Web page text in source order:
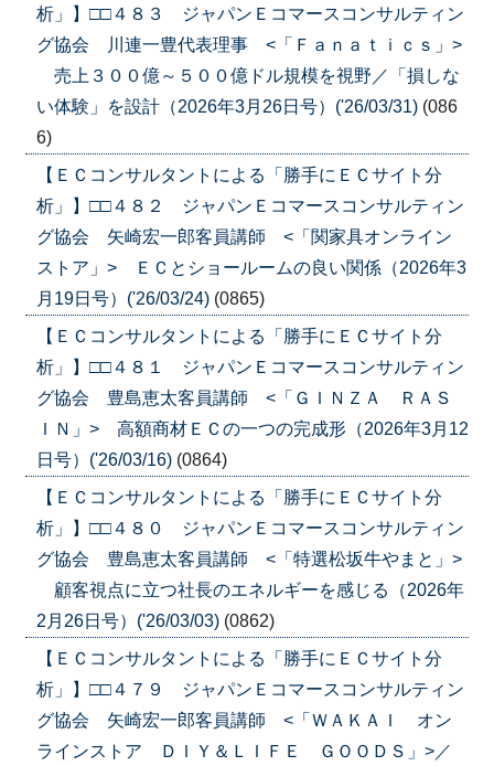
析」】□□４８３ ジャパンＥコマースコンサルティン
グ協会 川連一豊代表理事 <「Ｆａｎａｔｉｃｓ」>
売上３００億～５００億ドル規模を視野／「損しな
い体験」を設計（2026年3月26日号）('26/03/31) (086
6)
【ＥＣコンサルタントによる「勝手にＥＣサイト分
析」】□□４８２ ジャパンＥコマースコンサルティン
グ協会 矢崎宏一郎客員講師 <「関家具オンライン
ストア」> ＥＣとショールームの良い関係（2026年3
月19日号）('26/03/24) (0865)
【ＥＣコンサルタントによる「勝手にＥＣサイト分
析」】□□４８１ ジャパンＥコマースコンサルティン
グ協会 豊島恵太客員講師 <「ＧＩＮＺＡ ＲＡＳ
ＩＮ」> 高額商材ＥＣの一つの完成形（2026年3月12
日号）('26/03/16) (0864)
【ＥＣコンサルタントによる「勝手にＥＣサイト分
析」】□□４８０ ジャパンＥコマースコンサルティン
グ協会 豊島恵太客員講師 <「特選松坂牛やまと」>
顧客視点に立つ社長のエネルギーを感じる（2026年
2月26日号）('26/03/03) (0862)
【ＥＣコンサルタントによる「勝手にＥＣサイト分
析」】□□４７９ ジャパンＥコマースコンサルティン
グ協会 矢崎宏一郎客員講師 <「ＷＡＫＡＩ オン
ラインストア ＤＩＹ＆ＬＩＦＥ ＧＯＯＤＳ」>／